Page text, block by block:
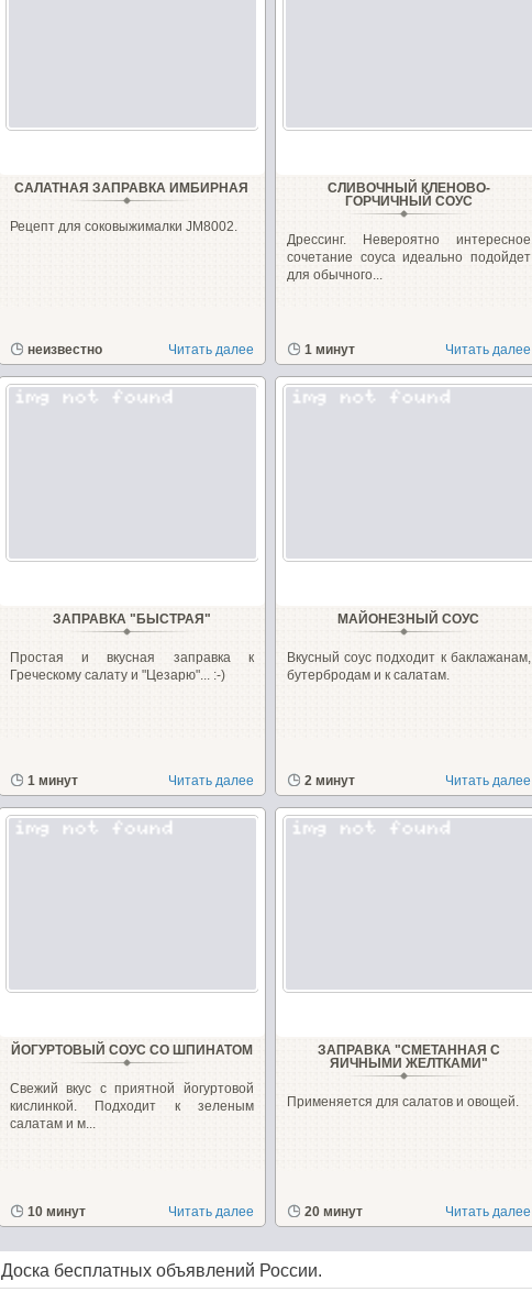
САЛАТНАЯ ЗАПРАВКА ИМБИРНАЯ
Рецепт для соковыжималки JM8002.
неизвестно Читать далее
СЛИВОЧНЫЙ КЛЕНОВО-
ГОРЧИЧНЫЙ СОУС
Дрессинг. Невероятно интересное
сочетание соуса идеально подойдет
для обычного...
1 минут Читать далее
ЗАПРАВКА "БЫСТРАЯ"
Простая и вкусная заправка к
Греческому салату и "Цезарю"... :-)
1 минут Читать далее
МАЙОНЕЗНЫЙ СОУС
Вкусный соус подходит к баклажанам,
бутербродам и к салатам.
2 минут Читать далее
ЙОГУРТОВЫЙ СОУС СО ШПИНАТОМ
Свежий вкус с приятной йогуртовой
кислинкой. Подходит к зеленым
салатам и м...
10 минут Читать далее
ЗАПРАВКА "СМЕТАННАЯ С
ЯИЧНЫМИ ЖЕЛТКАМИ"
Применяется для салатов и овощей.
20 минут Читать далее
Доска бесплатных объявлений России.